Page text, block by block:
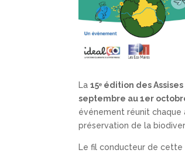
La15ᵉ édition des
septembre au 1er
événement réunit chaque
préservation de la
Le fil conducteur de cette